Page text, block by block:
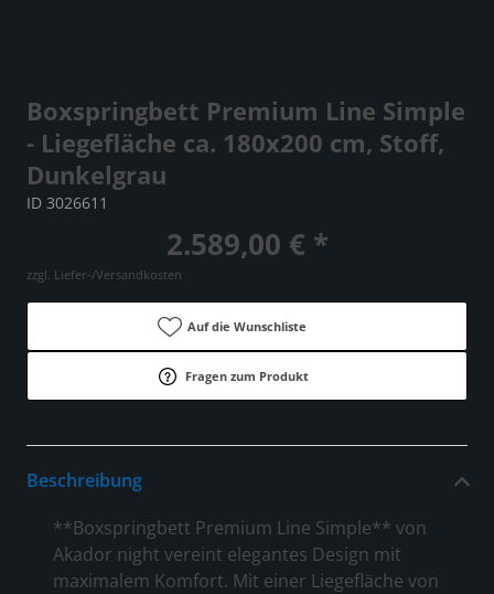
Boxspringbett Premium Line Simple
- Liegefläche ca. 180x200 cm, Stoff,
Dunkelgrau
ID 3026611
2.589,00 € *
zzgl. Liefer-/Versandkosten
Auf die Wunschliste
Fragen zum Produkt
Beschreibung
**Boxspringbett Premium Line Simple** von
Akador night vereint elegantes Design mit
maximalem Komfort. Mit einer Liegefläche von